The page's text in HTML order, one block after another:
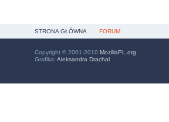
STRONA GŁÓWNA FORUM
Copyright © 2001-2010 MozillaPL.org
Grafika: Aleksandra Drachal